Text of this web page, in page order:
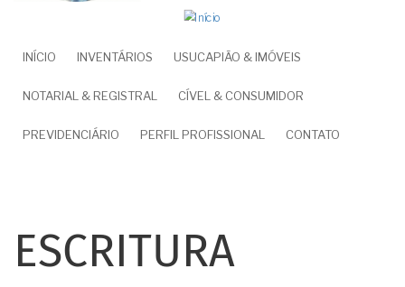
NAVEGAÇÃO
INÍCIO INVENTÁRIOS USUCAPIÃO & IMÓVEIS
NOTARIAL & REGISTRAL CÍVEL & CONSUMIDOR
PREVIDENCIÁRIO PERFIL PROFISSIONAL CONTATO
ESCRITURA